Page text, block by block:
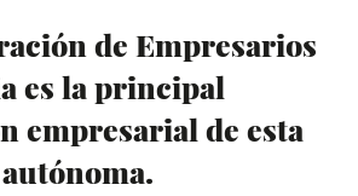
de Empresarios
es la principal
empresarial de esta